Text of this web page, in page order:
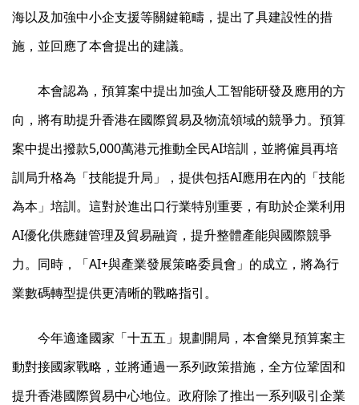
海以及加強中小企支援等關鍵範疇，提出了具建設性的措
施，並回應了本會提出的建議。
本會認為，預算案中提出加強人工智能研發及應用的方
向，將有助提升香港在國際貿易及物流領域的競爭力。預算
案中提出撥款5,000萬港元推動全民AI培訓，並將僱員再培
訓局升格為「技能提升局」，提供包括AI應用在內的「技能
為本」培訓。這對於進出口行業特別重要，有助於企業利用
AI優化供應鏈管理及貿易融資，提升整體產能與國際競爭
力。同時，「AI+與產業發展策略委員會」的成立，將為行
業數碼轉型提供更清晰的戰略指引。
今年適逢國家「十五五」規劃開局，本會樂見預算案主
動對接國家戰略，並將通過一系列政策措施，全方位鞏固和
提升香港國際貿易中心地位。政府除了推出一系列吸引企業